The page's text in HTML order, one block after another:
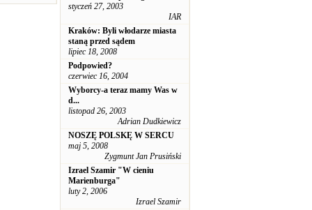
styczeń 27, 2003
IAR
Kraków: Byli włodarze miasta
staną przed sądem
lipiec 18, 2008
Podpowied?
czerwiec 16, 2004
Wyborcy-a teraz mamy Was w
d...
listopad 26, 2003
Adrian Dudkiewicz
NOSZĘ POLSKĘ W SERCU
maj 5, 2008
Zygmunt Jan Prusiński
Izrael Szamir "W cieniu
Marienburga"
luty 2, 2006
Izrael Szamir